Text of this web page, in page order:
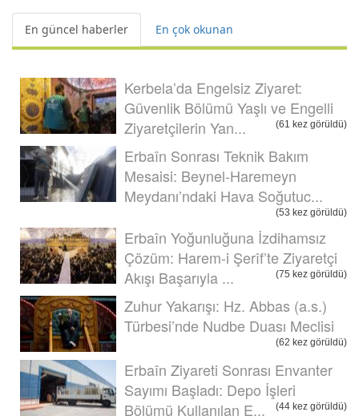
En güncel haberler En çok okunan
Kerbela’da Engelsiz Ziyaret:
Güvenlik Bölümü Yaşlı ve Engelli
Ziyaretçilerin Yan...
(61 kez görüldü)
Erbaîn Sonrası Teknik Bakım
Mesaisi: Beynel-Haremeyn
Meydanı’ndaki Hava Soğutuc...
(53 kez görüldü)
Erbaîn Yoğunluğuna İzdihamsız
Çözüm: Harem-i Şerîf’te Ziyaretçi
Akışı Başarıyla ...
(75 kez görüldü)
Zuhur Yakarışı: Hz. Abbas (a.s.)
Türbesi’nde Nudbe Duası Meclisi
(62 kez görüldü)
Erbaîn Ziyareti Sonrası Envanter
Sayımı Başladı: Depo İşleri
Bölümü Kullanılan E...
(44 kez görüldü)